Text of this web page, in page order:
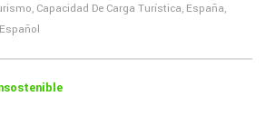
, Capacidad De Carga Turística, España,